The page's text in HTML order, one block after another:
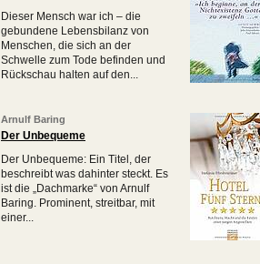
Dieser Mensch war ich – die
gebundene Lebensbilanz von
Menschen, die sich an der
Schwelle zum Tode befinden und
Rückschau halten auf den...
Arnulf Baring
Der Unbequeme
Der Unbequeme: Ein Titel, der
beschreibt was dahinter steckt. Es
ist die „Dachmarke“ von Arnulf
Baring. Prominent, streitbar, mit
einer...